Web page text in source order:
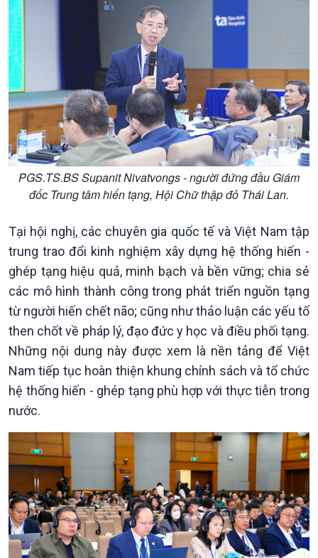
Chính trị
Tin Chính trị
Chính phủ với người dân
Quốc hội với cử tri
Xây dựng đảng
Đảng trong cuộc sống
Nhận diện sự thật
Pháp luật và đời sống
Thế giới
Tin thế giới
Vấn đề quốc tế
Thế giới & Việt Nam
Biên cương - Một dải vững
bền
PGS.TS.BS Supanit Nivatvongs - người đứng đầu Giám
đốc Trung tâm hiến tạng, Hội Chữ thập đỏ Thái Lan.
Tại hội nghị, các chuyên gia quốc tế và Việt Nam tập
trung trao đổi kinh nghiệm xây dựng hệ thống hiến -
ghép tạng hiệu quả, minh bạch và bền vững; chia sẻ
các mô hình thành công trong phát triển nguồn tạng
từ người hiến chết não; cũng như thảo luận các yếu tố
then chốt về pháp lý, đạo đức y học và điều phối tạng.
Những nội dung này được xem là nền tảng để Việt
Nam tiếp tục hoàn thiện khung chính sách và tổ chức
hệ thống hiến - ghép tạng phù hợp với thực tiễn trong
nước.